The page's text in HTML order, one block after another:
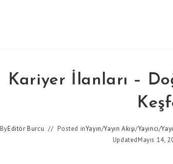
Kariyer İlanları –
ByEditör Burcu Posted inYayın/Yayın Akışı/Yayıncı/
UpdatedMayıs 14,